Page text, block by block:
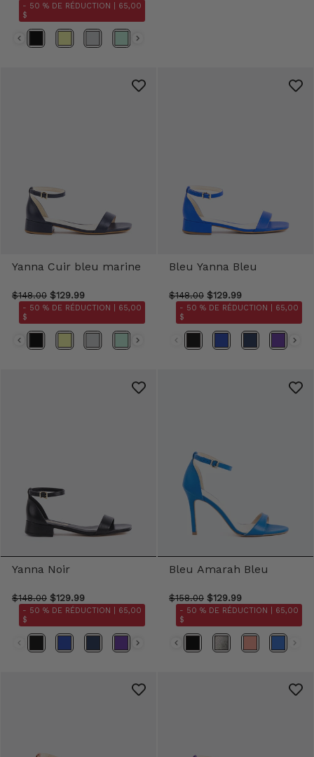
- 50 % DE RÉDUCTION |
65,00
$
Yanna Cuir bleu marine
$148.00 $129.99
- 50 % DE RÉDUCTION |
65,00
$
Bleu Yanna Bleu
$148.00 $129.99
- 50 % DE RÉDUCTION |
65,00
$
Yanna Noir
$148.00 $129.99
- 50 % DE RÉDUCTION |
65,00
$
Bleu Amarah Bleu
$158.00 $129.99
- 50 % DE RÉDUCTION |
65,00
$